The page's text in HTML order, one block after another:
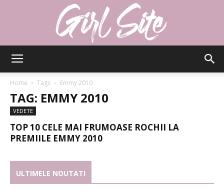
Home Tags Emmy 2010
TAG: EMMY 2010
VEDETE
TOP 10 CELE MAI FRUMOASE ROCHII LA
PREMIILE EMMY 2010
ULTIMELE NOUTATI